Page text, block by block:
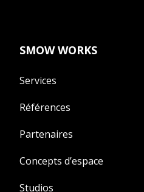
SMOW WORKS
Services
Références
Partenaires
Concepts d’espace
Studios